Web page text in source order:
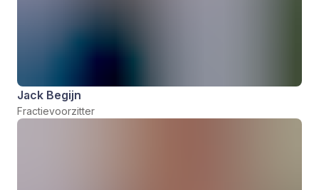
Jack Begijn
Fractievoorzitter